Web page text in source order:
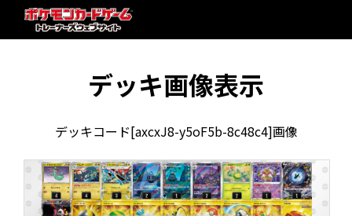
デッキ画像表示
デッキコード[axcxJ8-y5oF5b-8c48c4]画像